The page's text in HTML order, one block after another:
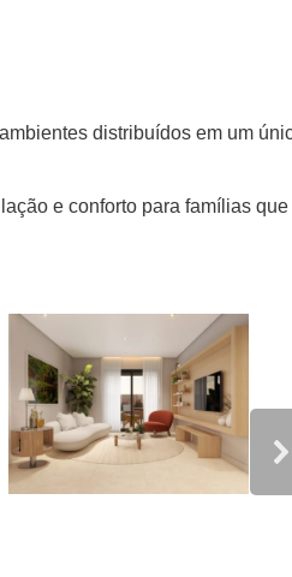
distribuídos em um
e conforto para famílias que